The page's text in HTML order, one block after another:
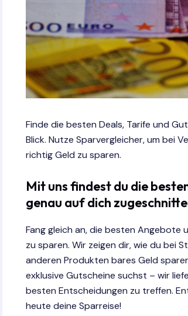
Finde die besten Deals, Tarife und
Blick. Nutze Sparvergleicher, um bei
richtig Geld zu sparen.
Mit uns findest du die
genau auf dich
Fang gleich an, die besten Angebote
zu sparen. Wir zeigen dir, wie du bei
anderen Produkten bares Geld
exklusive Gutscheine suchst – wir
besten Entscheidungen zu treffen.
heute deine Sparreise!